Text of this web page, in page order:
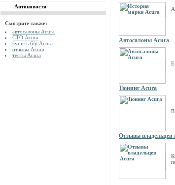
Автоновости
Смотрите также:
автосалоны Acura
СТО Acura
купить б/у Acura
отзывы Acura
тесты Acura
Автосалоны Acura
Тюнинг Acura
В
Отзывы владельцев